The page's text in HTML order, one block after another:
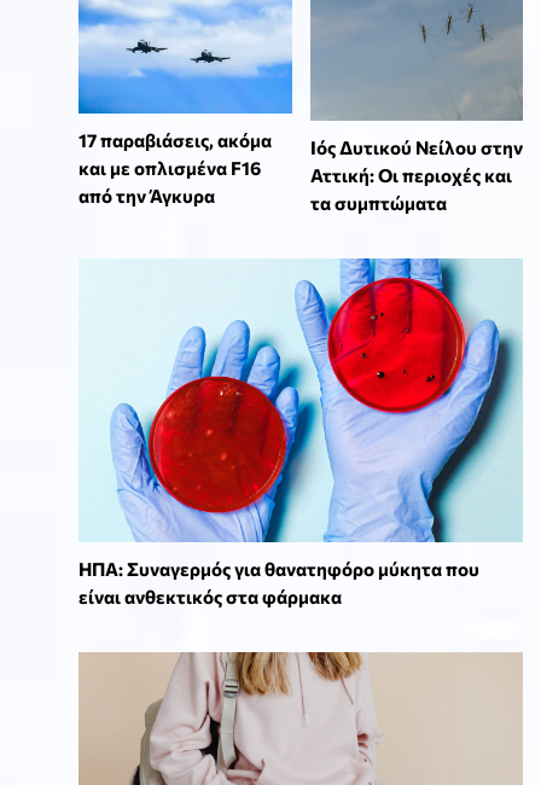
17 παραβιάσεις, ακόμα
και με οπλισμένα F16
από την Άγκυρα
Ιός Δυτικού Νείλου στην
Αττική: Οι περιοχές και
τα συμπτώματα
ΗΠΑ: Συναγερμός για θανατηφόρο μύκητα που
είναι ανθεκτικός στα φάρμακα